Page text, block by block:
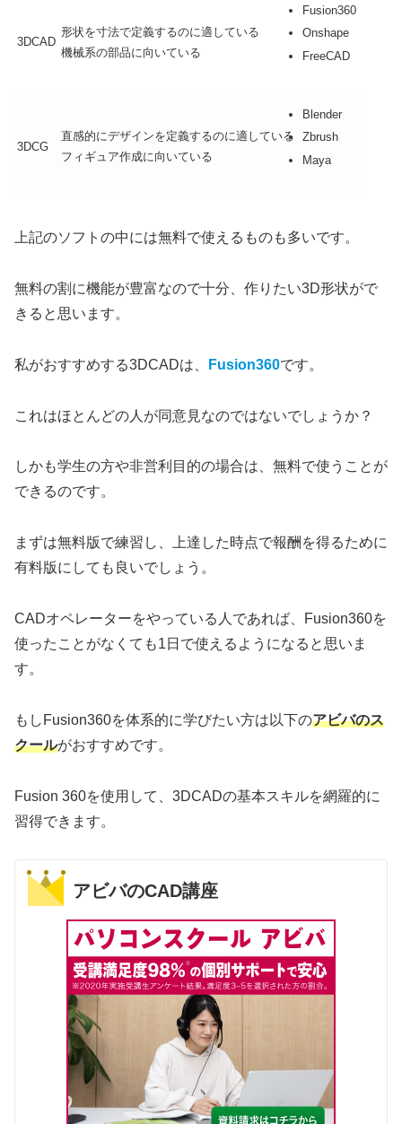
3DCAD
形状を寸法で定義するのに適している
機械系の部品に向いている
Fusion360
Onshape
FreeCAD
3DCG
直感的にデザインを定義するのに適している
フィギュア作成に向いている
Blender
Zbrush
Maya
上記のソフトの中には無料で使えるものも多いです。
無料の割に機能が豊富なので十分、作りたい3D形状がで
きると思います。
私がおすすめする3DCADは、 Fusion360です。
これはほとんどの人が同意見なのではないでしょうか？
しかも学生の方や非営利目的の場合は、無料で使うことが
できるのです。
まずは無料版で練習し、上達した時点で報酬を得るために
有料版にしても良いでしょう。
CADオペレーターをやっている人であれば、Fusion360を
使ったことがなくても1日で使えるようになると思いま
す。
もしFusion360を体系的に学びたい方は以下のアビバのス
クールがおすすめです。
Fusion 360を使用して、3DCADの基本スキルを網羅的に
習得できます。
アビバのCAD講座